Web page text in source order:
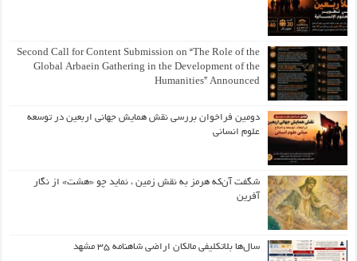
Second Call for Content Submission on “The Role of the
Global Arbaein Gathering in the Development of the
Humanities” Announced
دومین فراخوان بررسی نقش همایش جهانی اربعین در توسعه
علوم انسانی
شگفت آن‌که هرمز به نقش زمین ، نماید چو «هشت» از نگار
آفرین
سال‌ها بلاتکلیفی مالکان اراضی شاهنامه ۳۵ مشهد